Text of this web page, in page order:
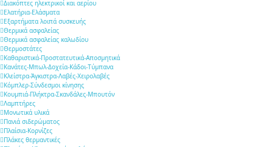
Διακόπτες ηλεκτρικοί και αερίου
Ελατήρια-Ελάσματα
Εξαρτήματα λοιπά συσκευής
Θερμικά ασφαλείας
Θερμικά ασφαλείας καλωδίου
Θερμοστάτες
Καθαριστικά-Προστατευτικά-Αποσμητικά
Κανάτες-Μπωλ-Δοχεία-Κάδοι-Τύμπανα
Κλείστρα-Άγκιστρα-Λαβές-Χειρολαβές
Κόμπλερ-Σύνδεσμοι κίνησης
Κουμπιά-Πλήκτρα-Σκανδάλες-Μπουτόν
Λαμπτήρες
Μονωτικά υλικά
Πανιά σιδερώματος
Πλαίσια-Κορνίζες
Πλάκες θερμαντικές